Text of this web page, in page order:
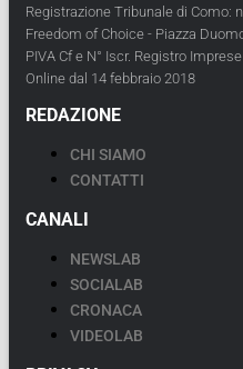
Registrazione Tribunale di Como:
Freedom of Choice - Piazza
PIVA Cf e N° Iscr. Registro
Online dal 14 febbraio 2018
REDAZIONE
CHI SIAMO
CONTATTI
CANALI
NEWSLAB
SOCIALAB
CRONACA
VIDEOLAB